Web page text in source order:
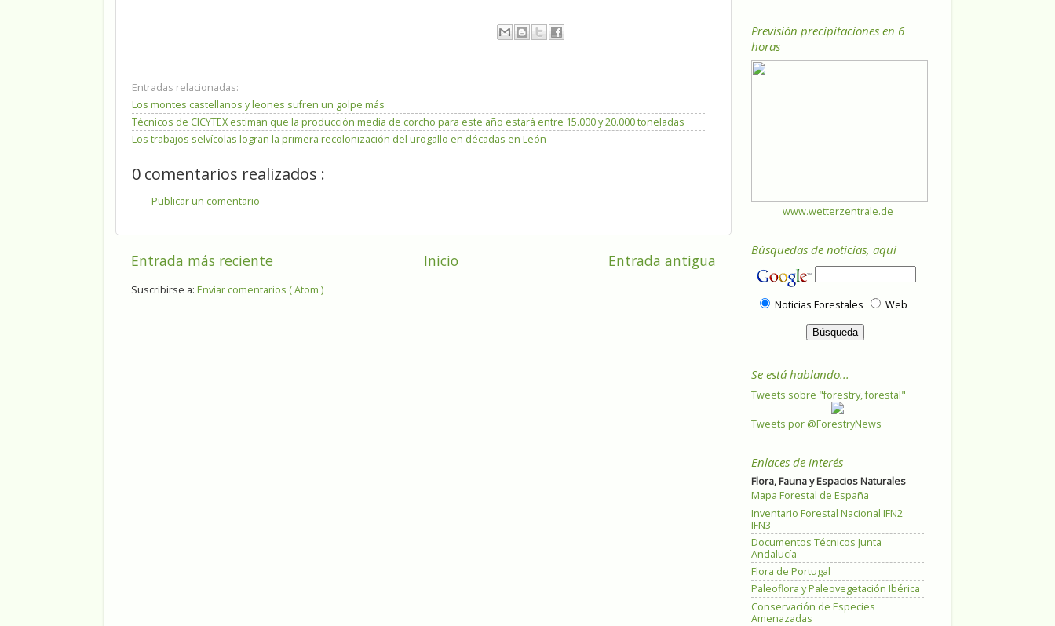
Entradas relacionadas:
Los montes castellanos y leones sufren un golpe más
Técnicos de CICYTEX estiman que la producción media de corcho para este año estará entre 15.000 y 20.000 toneladas
Los trabajos selvícolas logran la primera recolonización del urogallo en décadas en León
0 comentarios realizados :
Publicar un comentario
Entrada más reciente Entrada antigua
Inicio
Suscribirse a: Enviar comentarios ( Atom )
Previsión precipitaciones en 6
horas
www.wetterzentrale.de
Búsquedas de noticias, aquí
Noticias Forestales Web
Se está hablando...
Tweets sobre "forestry, forestal"
Tweets por @ForestryNews
Enlaces de interés
Flora, Fauna y Espacios Naturales
Mapa Forestal de España
Inventario Forestal Nacional IFN2
IFN3
Documentos Técnicos Junta
Andalucía
Flora de Portugal
Paleoflora y Paleovegetación Ibérica
Conservación de Especies
Amenazadas